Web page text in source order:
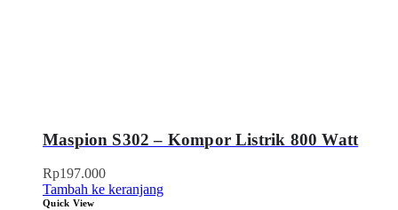
Maspion S302 – Kompor Listrik 800 Watt
Rp197.000
Tambah ke keranjang
Quick View